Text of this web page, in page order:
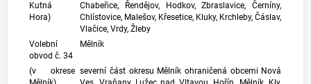
Kutná
Hora)
Chabeřice, Řendějov, Hodkov, Zbraslavice, Černíny,
Chlístovice, Malešov, Křesetice, Kluky, Krchleby, Čáslav,
Vlačice, Vrdy, Žleby
Volební
obvod č. 34
Mělník
(v okrese severní část okresu Mělník ohraničená obcemi Nová